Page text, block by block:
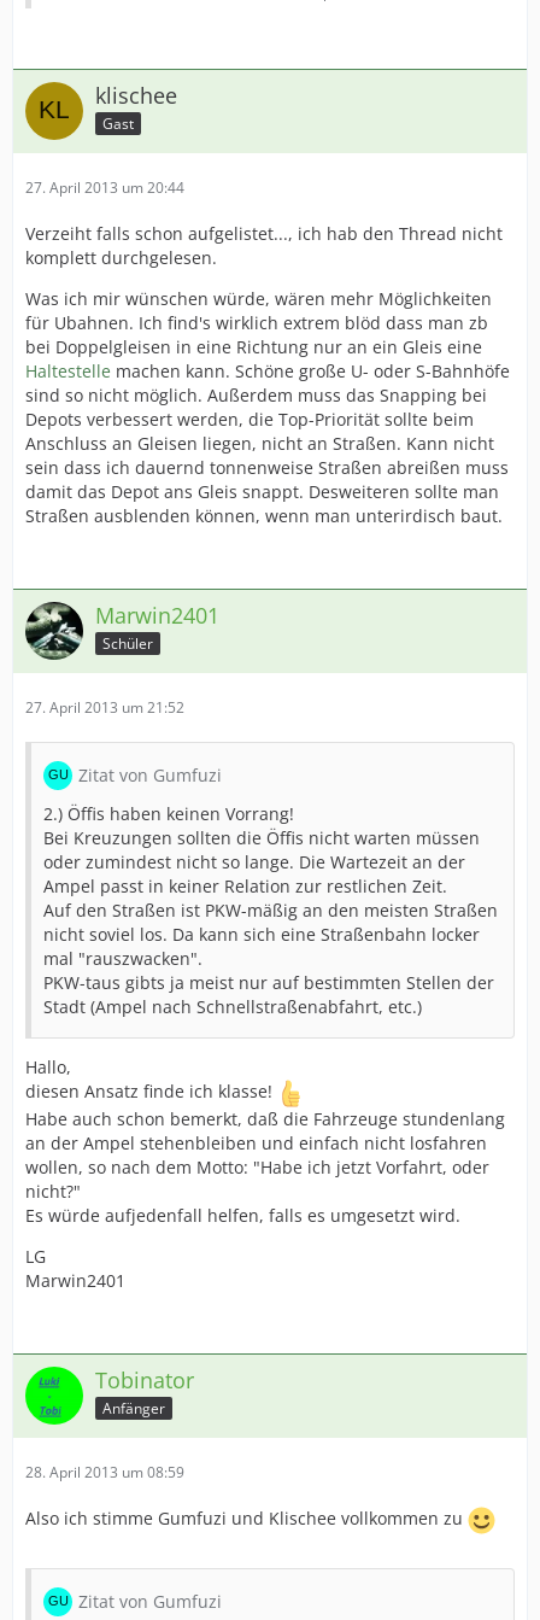
klischee
Gast
27. April 2013 um 20:44
Verzeiht falls schon aufgelistet..., ich hab den Thread nicht
komplett durchgelesen.
Was ich mir wünschen würde, wären mehr Möglichkeiten
für Ubahnen. Ich find's wirklich extrem blöd dass man zb
bei Doppelgleisen in eine Richtung nur an ein Gleis eine
Haltestelle machen kann. Schöne große U- oder S-Bahnhöfe
sind so nicht möglich. Außerdem muss das Snapping bei
Depots verbessert werden, die Top-Priorität sollte beim
Anschluss an Gleisen liegen, nicht an Straßen. Kann nicht
sein dass ich dauernd tonnenweise Straßen abreißen muss
damit das Depot ans Gleis snappt. Desweiteren sollte man
Straßen ausblenden können, wenn man unterirdisch baut.
Marwin2401
Schüler
27. April 2013 um 21:52
Zitat von Gumfuzi
2.) Öffis haben keinen Vorrang!
Bei Kreuzungen sollten die Öffis nicht warten müssen
oder zumindest nicht so lange. Die Wartezeit an der
Ampel passt in keiner Relation zur restlichen Zeit.
Auf den Straßen ist PKW-mäßig an den meisten Straßen
nicht soviel los. Da kann sich eine Straßenbahn locker
mal "rauszwacken".
PKW-taus gibts ja meist nur auf bestimmten Stellen der
Stadt (Ampel nach Schnellstraßenabfahrt, etc.)
Hallo,
diesen Ansatz finde ich klasse!
Habe auch schon bemerkt, daß die Fahrzeuge stundenlang
an der Ampel stehenbleiben und einfach nicht losfahren
wollen, so nach dem Motto: "Habe ich jetzt Vorfahrt, oder
nicht?"
Es würde aufjedenfall helfen, falls es umgesetzt wird.
LG
Marwin2401
Tobinator
Anfänger
28. April 2013 um 08:59
Also ich stimme Gumfuzi und Klischee vollkommen zu
Zitat von Gumfuzi